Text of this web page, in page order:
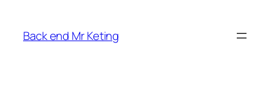
contenuto
Back end Mr Keting